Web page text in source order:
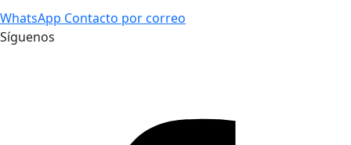
WhatsApp Contacto por correo
Síguenos